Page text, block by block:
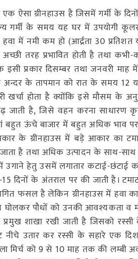
ऐसा ग्रीनहाउस है जिसमें गर्मी के
गर्मी के समय यह घर में उपयोगी
में नमी कम हो (आर्द्रता 30
तरह प्रभावित होती है तथा
प्रकार दिसम्बर तथा जनवरी
के तापमान को रात के समय 12
होता है क्योंकि इसे मौसम के
जाती है, जिसे वहन करना
बहुत ऊंचे बाजार में बहुत अधिक भाव
के ग्रीनहाउस में बड़े आकार का
है तथा अधिक उत्पादन के साथ-साथ
उगाने हेतु उसमें लगातार कटाई-छंटाई
15 दिनों के अंतराल पर की जाती है।
फसल है लेकिन ग्रीनहाउस में हवा
पौधों को उनकी आवश्यकता व
शाखा रखी जाती है जिसको
उतार कर रस्सी के सहारे एक
मिर्च को 9 से 10 माह तक की